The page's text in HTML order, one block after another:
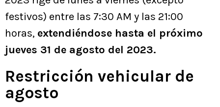
festivos) entre las 7:30 AM y las 21:00
horas, extendiéndose hasta el próximo
jueves 31 de agosto del 2023.
Restricción vehicular de
agosto